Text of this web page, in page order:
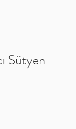
Sütyen